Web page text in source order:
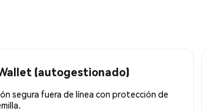
(autogestionado)
segura fuera de línea con protección de